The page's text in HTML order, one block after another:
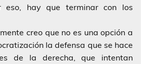
eso, hay que terminar con los
creo que no es una opción a
la defensa que se hace
de la derecha, que intentan